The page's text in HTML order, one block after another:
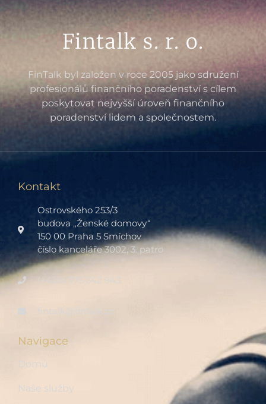
Fintalk s. r. o.
FinTalk byl založen v roce 2005 jako sdružení
profesionálů finančního poradenství s cílem
poskytovat nejvyšší úroveň finančního
poradenství lidem a společnostem.
Kontakt
Ostrovského 253/3
budova „Ženské domovy“
150 00 Praha 5 Smíchov
číslo kanceláře 3002, 3. patro
(+420) 775 342 943
fintalk@fintalk.cz
Navigace
Domů
Naše služby